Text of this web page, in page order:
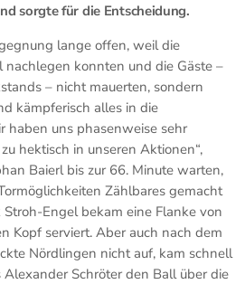
sorgte für die Entscheidung.
lange offen, weil die
konnten und die Gäste –
– nicht mauerten, sondern
kämpferisch alles in die
haben uns phasenweise sehr
hektisch in unseren Aktionen“,
Baierl bis zur 66. Minute warten,
Zählbares gemacht
Engel bekam eine Flanke von
Kopf serviert. Aber auch nach dem
Nördlingen nicht auf, kam schnell
Schröter den Ball über die